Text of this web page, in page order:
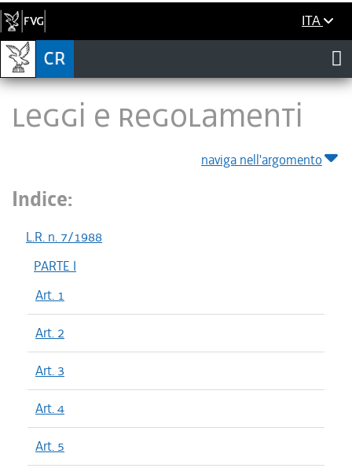
ITA
LEGGI E REGOLAMENTI
naviga nell'argomento
Indice:
L.R. n. 7/1988
PARTE I
Art. 1
Art. 2
Art. 3
Art. 4
Art. 5